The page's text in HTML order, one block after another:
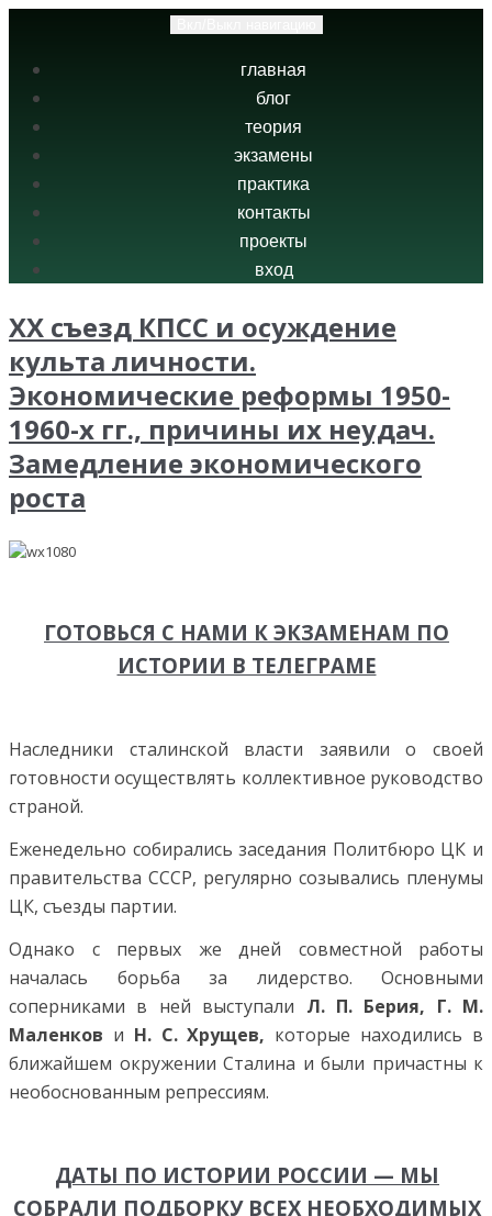
главная
блог
теория
экзамены
практика
контакты
проекты
вход
XX съезд КПСС и осуждение
культа личности.
Экономические реформы 1950-
1960-х гг., причины их неудач.
Замедление экономического
роста
ГОТОВЬСЯ С НАМИ К ЭКЗАМЕНАМ ПО
ИСТОРИИ В ТЕЛЕГРАМЕ
Наследники сталинской власти заявили о своей
готовности осуществлять коллективное руководство
страной.
Еженедельно собирались заседания Политбюро ЦК и
правительства СССР, регулярно созывались пленумы
ЦК, съезды партии.
Однако с первых же дней совместной работы
началась борьба за лидерство. Основными
соперниками в ней выступали Л. П. Берия, Г. М.
Маленков и Н. С. Хрущев, которые находились в
ближайшем окружении Сталина и были причастны к
необоснованным репрессиям.
ДАТЫ ПО ИСТОРИИ РОССИИ — МЫ
СОБРАЛИ ПОДБОРКУ ВСЕХ НЕОБХОДИМЫХ